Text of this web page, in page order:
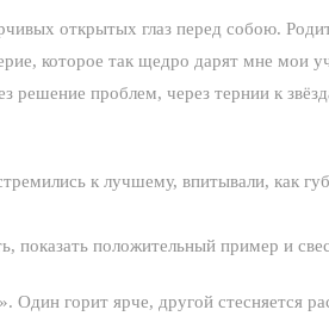
открытых глаз перед собою.
которое так щедро дарят мне мои
решение проблем, через тернии к
к лучшему, впитывали, как
показать положительный пример и
горит ярче, другой стесняется